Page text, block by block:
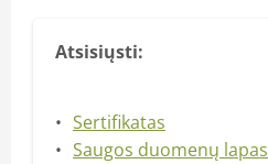
Atsisiųsti:
Sertifikatas
Saugos duomenų lapas